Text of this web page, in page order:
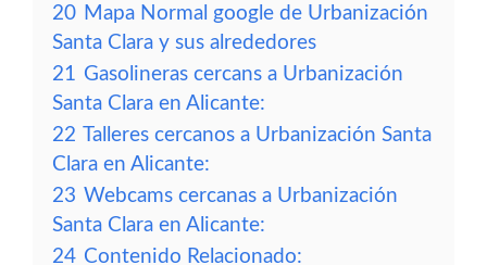
20 Mapa Normal google de Urbanización
Santa Clara y sus alrededores
21 Gasolineras cercans a Urbanización
Santa Clara en Alicante:
22 Talleres cercanos a Urbanización Santa
Clara en Alicante:
23 Webcams cercanas a Urbanización
Santa Clara en Alicante:
24 Contenido Relacionado: